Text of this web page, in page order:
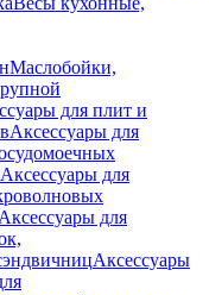
Маслобойки,
для плит и
Аксессуары для
Аксессуары для
Аксессуары для
Аксессуары